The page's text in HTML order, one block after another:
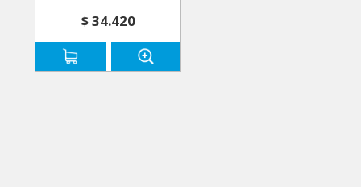
$ 34.420